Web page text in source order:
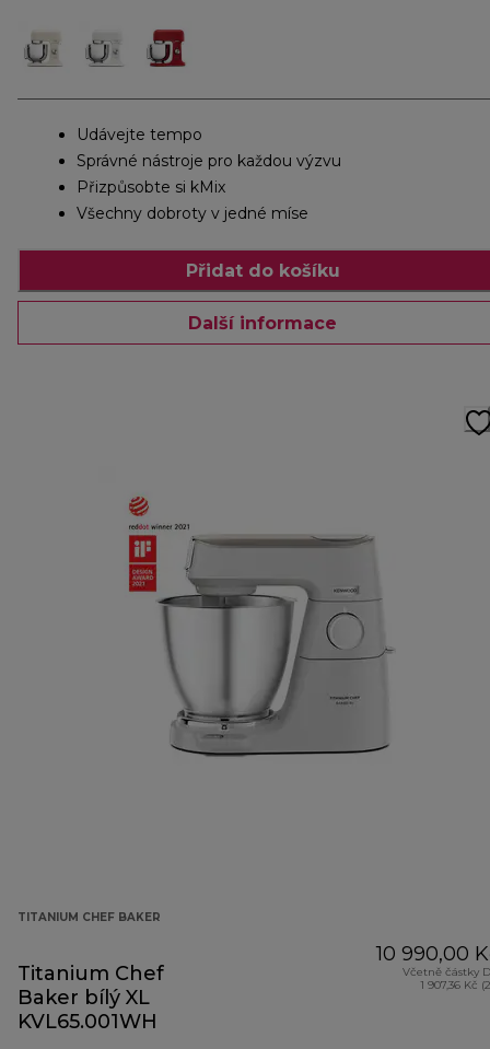
Udávejte tempo
Správné nástroje pro každou výzvu
Přizpůsobte si kMix
Všechny dobroty v jedné míse
Přidat do košíku
Další informace
TITANIUM CHEF BAKER
Titanium Chef
Baker bílý XL
KVL65.001WH
10 990,00
Včetně částky
1 907,36 Kč